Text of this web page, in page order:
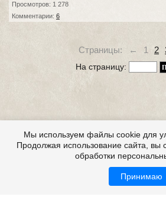
Просмотров: 1 278
Комментарии: 6
Страницы: ← 1 2
На страницу:
Мы используем файлы cookie для
Продолжая использование сайта, вы
обработки
Принимаю